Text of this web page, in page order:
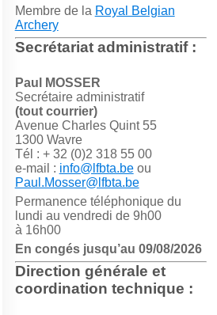
Membre de la Royal Belgian
Archery
Secrétariat administratif :
Paul MOSSER
Secrétaire administratif
(tout courrier)
Avenue Charles Quint 55
1300 Wavre
Tél : + 32 (0)2 318 55 00
e-mail : info@lfbta.beou
Paul.Mosser@lfbta.be
Permanence téléphonique du
lundi au vendredi de 9h00
à 16h00
En congés jusqu’au 09/08/2026
Direction générale et
coordination technique :